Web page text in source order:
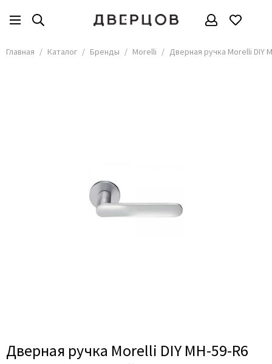
Бренды
Все товары
Aldeghi Luigi
Alvero
Главная Каталог Бренды Morelli Дверная ручка Morelli DIY
Дверная ручка Morelli DIY MH-59-R6